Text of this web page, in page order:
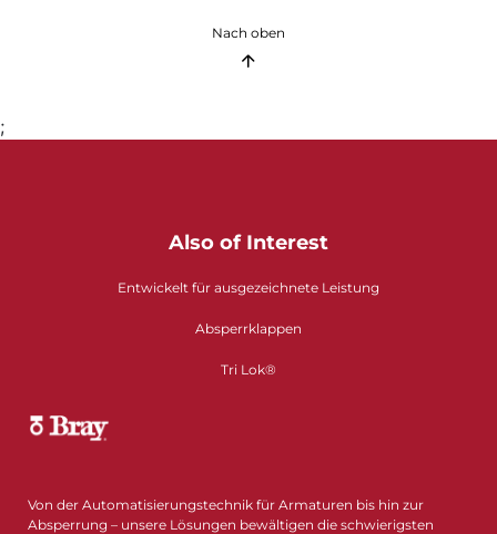
Nach oben
;
Also of Interest
Entwickelt für ausgezeichnete Leistung​​​​​​​
Absperrklappen
Tri Lok®
Von der Automatisierungstechnik für Armaturen bis hin zur
Absperrung – unsere Lösungen bewältigen die schwierigsten